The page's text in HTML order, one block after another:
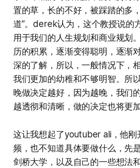
置的草，长的不好，被踩踏的多
道”。derek认为，这个教授说的
用于我们的人生规划和商业规划
历的积累，逐渐变得聪明，逐渐
深的了解，所以，一般情况下，
我们更加的幼稚和不够明智。所
晚做决定越好，因为越晚，我们
越透彻和清晰，做的决定也将更
这让我想起了youtuber ali，他刚
频，也不知道具体要做什么，先
剑桥大学，以及自己的一些想法